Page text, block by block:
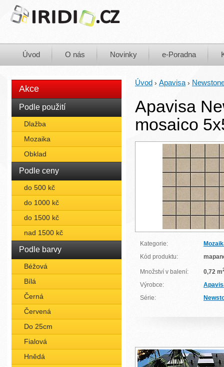
Úvod O nás Novinky e-Poradna
Akce
Podle použití
Dlažba
Mozaika
Obklad
Podle ceny
do 500 kč
do 1000 kč
do 1500 kč
nad 1500 kč
Podle barvy
Béžová
Bílá
Černá
Červená
Do 25cm
Fialová
Hnědá
Úvod › Apavisa ›
Apavisa
mosaico
Kategorie:
Kód produktu:
Množství v balení: 0,72 m
Výrobce:
Série: